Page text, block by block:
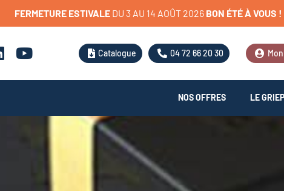
FERMETURE ESTIVALE DU 3 AU 14 AOÛT 2026 BON ÉTÉÀ VOUS !
Catalogue 04 72 66 20 30
NOS OFFRES LE